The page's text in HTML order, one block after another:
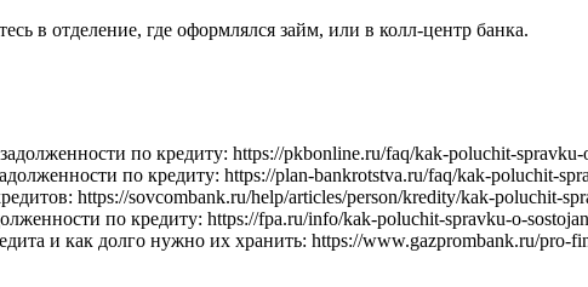
в отделение, где оформлялся займ, или в колл-центр банка.
по кредиту: https://pkbonline.ru/faq/kak-poluchit-spravku-
по кредиту: https://plan-bankrotstva.ru/faq/kak-poluchit-
https://sovcombank.ru/help/articles/person/kredity/kak-poluchit-
по кредиту: https://fpa.ru/info/kak-poluchit-spravku-o-
и как долго нужно их хранить: https://www.gazprombank.ru/pro-